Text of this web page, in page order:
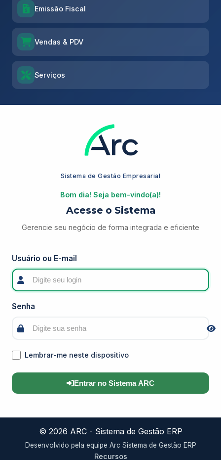
Sistema de Gestão Empresarial
Bom dia! Seja bem-vindo(a)!
Acesse o Sistema
Gerencie seu negócio de forma integrada e eficiente
Usuário ou E-mail
Senha
Lembrar-me neste dispositivo
Entrar no Sistema ARC
Emissão Fiscal
Vendas & PDV
Serviços
© 2026 ARC - Sistema de Gestão ERP
Desenvolvido pela equipe Arc Sistema de Gestão ERP
Recursos